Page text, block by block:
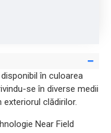
în culoarea
se în diverse medii
exteriorul clădirilor.
Near Field